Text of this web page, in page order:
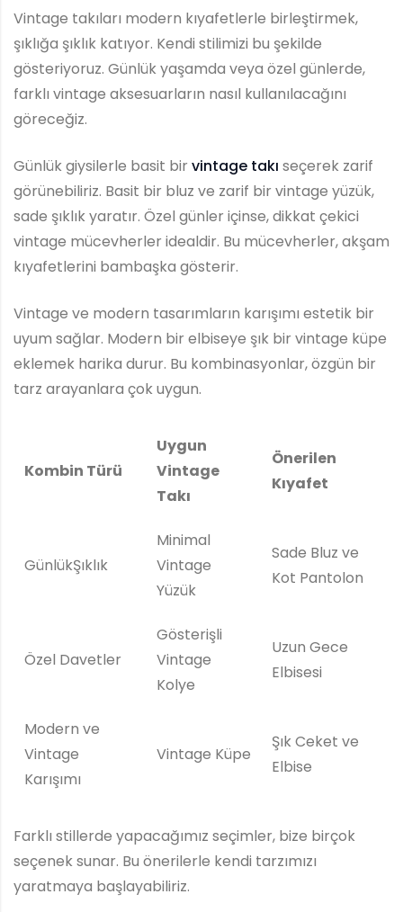
Vintage takıları modern kıyafetlerle birleştirmek,
şıklığa şıklık katıyor. Kendi stilimizi bu şekilde
gösteriyoruz. Günlük yaşamda veya özel günlerde,
farklı vintage aksesuarların nasıl kullanılacağını
göreceğiz.
Günlük giysilerle basit bir vintage takı seçerek zarif
görünebiliriz. Basit bir bluz ve zarif bir vintage yüzük,
sade şıklık yaratır. Özel günler içinse, dikkat çekici
vintage mücevherler idealdir. Bu mücevherler, akşam
kıyafetlerini bambaşka gösterir.
Vintage ve modern tasarımların karışımı estetik bir
uyum sağlar. Modern bir elbiseye şık bir vintage küpe
eklemek harika durur. Bu kombinasyonlar, özgün bir
tarz arayanlara çok uygun.
Kombin Türü
Uygun
Vintage
Takı
Önerilen
Kıyafet
GünlükŞıklık
Minimal
Vintage
Yüzük
Sade Bluz ve
Kot Pantolon
Özel Davetler
Gösterişli
Vintage
Kolye
Uzun Gece
Elbisesi
Modern ve
Vintage
Karışımı
Vintage Küpe
Şık Ceket ve
Elbise
Farklı stillerde yapacağımız seçimler, bize birçok
seçenek sunar. Bu önerilerle kendi tarzımızı
yaratmaya başlayabiliriz.